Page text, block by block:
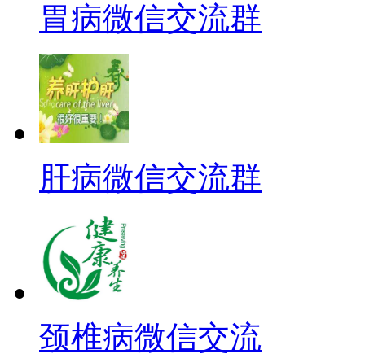
胃病微信交流群
肝病微信交流群
颈椎病微信交流